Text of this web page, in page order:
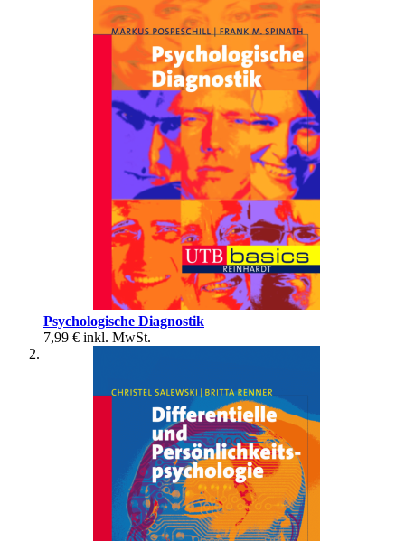
Psychologische Diagnostik
7,99 € inkl. MwSt.